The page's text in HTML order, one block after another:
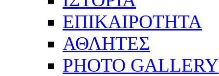
ΕΠΙΚΑΙΡΟΤΗΤΑ
ΑΘΛΗΤΕΣ
PHOTO GALLERY